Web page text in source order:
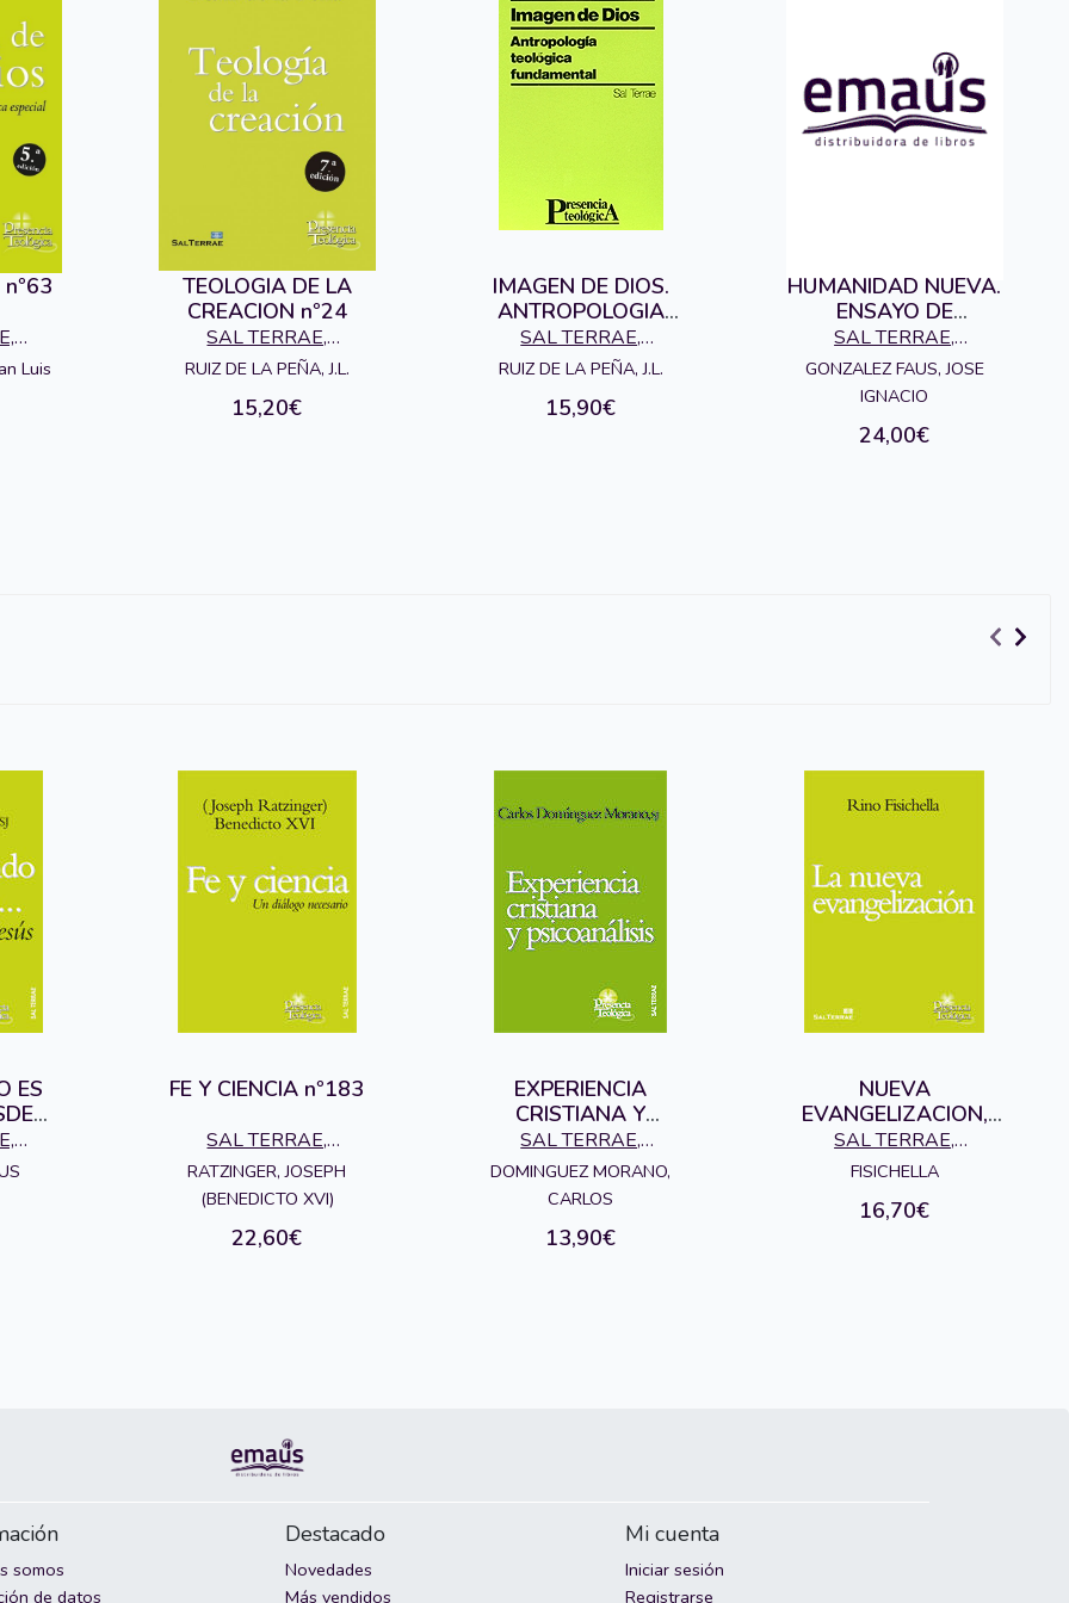
Luis
TEOLOGIA DE LA
CREACION nº24
SAL TERRAE,
EDITORIAL
RUIZ DE LA PEÑA, J.L.
15,20€
IMAGEN DE DIOS.
ANTROPOLOGIA
TEOLOGICA
FUNDAMENTALnº49
SAL TERRAE,
EDITORIAL
RUIZ DE LA PEÑA, J.L.
15,90€
HUMANIDAD NUEVA.
ENSAYO DE
CRISTOLOGIA
SAL TERRAE,
EDITORIAL
GONZALEZ FAUS, JOSE
IGNACIO
24,00€
ES
FE Y CIENCIA nº183
SAL TERRAE,
EDITORIAL
RATZINGER, JOSEPH
(BENEDICTO XVI)
22,60€
EXPERIENCIA
CRISTIANA Y
PSICOANALISIS
SAL TERRAE,
EDITORIAL
DOMINGUEZ MORANO,
CARLOS
13,90€
NUEVA
EVANGELIZACION,
LA nº187
SAL TERRAE,
EDITORIAL
FISICHELLA
16,70€
somos
de datos
Destacado
Novedades
Más vendidos
Mi cuenta
Iniciar sesión
Registrarse